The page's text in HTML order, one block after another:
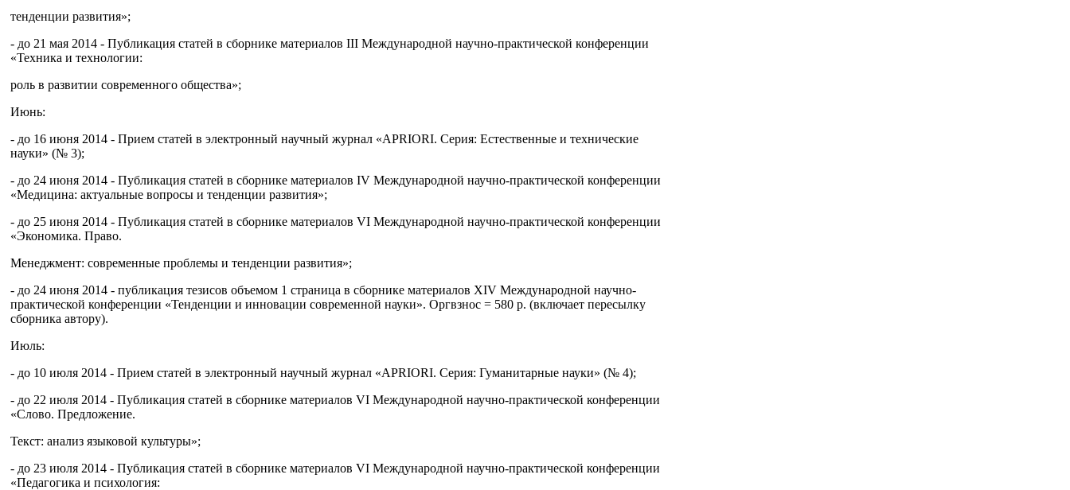
тенденции развития»;
- до 21 мая 2014 - Публикация статей в сборнике материалов III Международной научно-практической конференции
«Техника и технологии:
роль в развитии современного общества»;
Июнь:
- до 16 июня 2014 - Прием статей в электронный научный журнал «APRIORI. Серия: Естественные и технические
науки» (№ 3);
- до 24 июня 2014 - Публикация статей в сборнике материалов IV Международной научно-практической конференции
«Медицина: актуальные вопросы и тенденции развития»;
- до 25 июня 2014 - Публикация статей в сборнике материалов VI Международной научно-практической конференции
«Экономика. Право.
Менеджмент: современные проблемы и тенденции развития»;
- до 24 июня 2014 - публикация тезисов объемом 1 страница в сборнике материалов XIV Международной научно-
практической конференции «Тенденции и инновации современной науки». Оргвзнос = 580 р. (включает пересылку
сборника автору).
Июль:
- до 10 июля 2014 - Прием статей в электронный научный журнал «APRIORI. Серия: Гуманитарные науки» (№ 4);
- до 22 июля 2014 - Публикация статей в сборнике материалов VI Международной научно-практической конференции
«Слово. Предложение.
Текст: анализ языковой культуры»;
- до 23 июля 2014 - Публикация статей в сборнике материалов VI Международной научно-практической конференции
«Педагогика и психология: